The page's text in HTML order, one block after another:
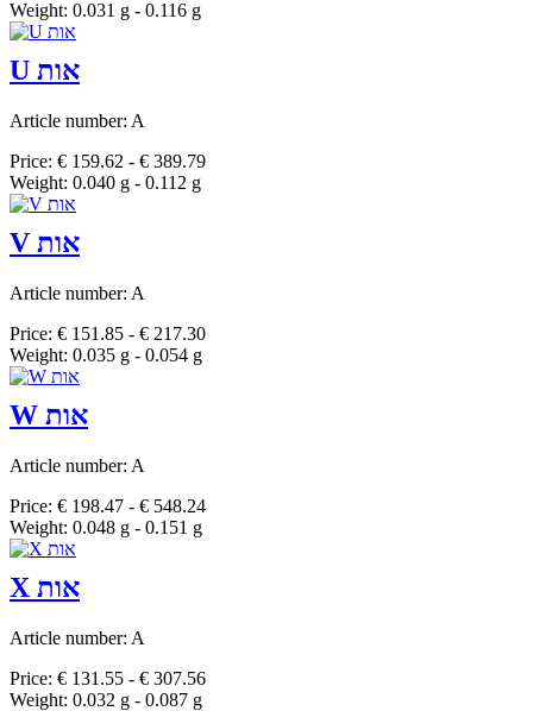
Weight: 0.031 g - 0.116 g
U אות
Article number: A
Price: € 159.62 - € 389.79
Weight: 0.040 g - 0.112 g
V אות
Article number: A
Price: € 151.85 - € 217.30
Weight: 0.035 g - 0.054 g
W אות
Article number: A
Price: € 198.47 - € 548.24
Weight: 0.048 g - 0.151 g
X אות
Article number: A
Price: € 131.55 - € 307.56
Weight: 0.032 g - 0.087 g